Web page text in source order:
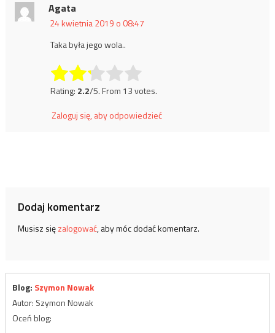
Agata
24 kwietnia 2019 o 08:47
Taka była jego wola..
Rate this item:
Rating: 2.2/5. From 13 votes.
Zaloguj się, aby odpowiedzieć
Dodaj komentarz
Musisz sięzalogować, aby móc dodać komentarz.
Blog: Szymon Nowak
Autor: Szymon Nowak
Oceń blog: